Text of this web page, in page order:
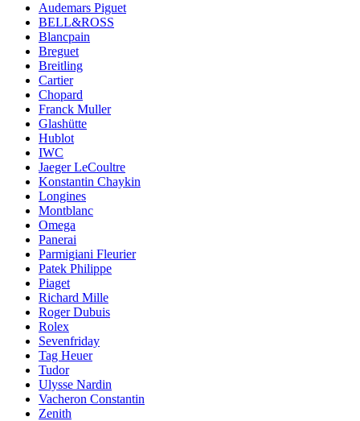
Audemars Piguet
BELL&ROSS
Blancpain
Breguet
Breitling
Cartier
Chopard
Franck Muller
Glashütte
Hublot
IWC
Jaeger LeCoultre
Konstantin Chaykin
Longines
Montblanc
Omega
Panerai
Parmigiani Fleurier
Patek Philippe
Piaget
Richard Mille
Roger Dubuis
Rolex
Sevenfriday
Tag Heuer
Tudor
Ulysse Nardin
Vacheron Constantin
Zenith